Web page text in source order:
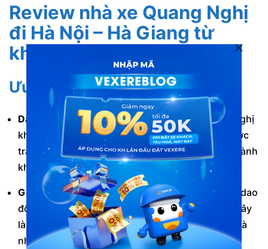
Review nhà xe Quang Nghị
đi Hà Nội – Hà Giang từ
khách hàng
Ưu điểm
Dàn xe đời mới, chất lượng cao:Nhà xe Quang Nghị
khai thác đa dạng dòng xe. Tất cả các xe đều được
trang bị đầy đủ tiện nghi hiện đại, đảm bảo cho hành
khách có một chuyến đi thoải mái và an toàn.
Giá vé hợp lý:Giá vé xe Quang Nghị đi Hà Giang dao
động từ 250.000 – 350.000 đồng/người/chiều. Đây
là mức giá khá hợp lý so với chất lượng dịch vụ mà
nhà xe cung cấp.